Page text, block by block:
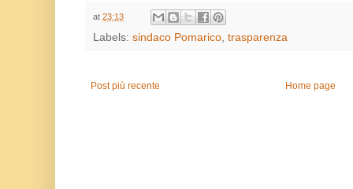
at 23:13
Labels: sindaco Pomarico trasparenza
Post più recente Home page